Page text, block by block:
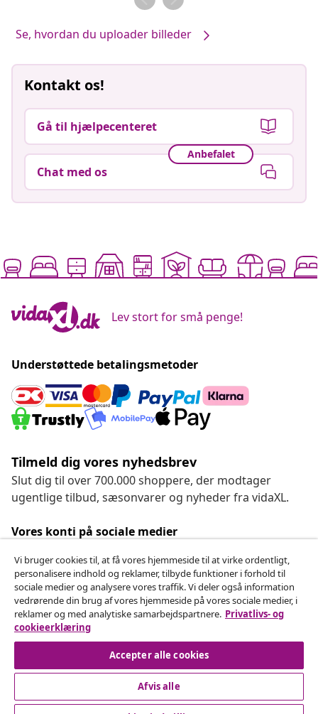
Se, hvordan du uploader billeder
Kontakt os!
Gå til hjælpecenteret
Anbefalet
Chat med os
Lev stort for små penge!
Understøttede betalingsmetoder
Tilmeld dig vores nyhedsbrev
Slut dig til over 700.000 shoppere, der modtager
ugentlige tilbud, sæsonvarer og nyheder fra vidaXL.
Vores konti på sociale medier
Fortryd køb
Indsend en anmodning om at fortryde din ordre.
Fortryd køb
Vi bruger cookies til, at få vores hjemmeside til at virke ordentligt,
personalisere indhold og reklamer, tilbyde funktioner i forhold til
sociale medier og analysere vores traffik. Vi deler også information
vedrørende din brug af vores hjemmeside på vores sociale medier, i
reklamer og med analytiske samarbejdspartnere. Privatlivs- og
cookieerklæring
Accepter alle cookies
Afvis alle